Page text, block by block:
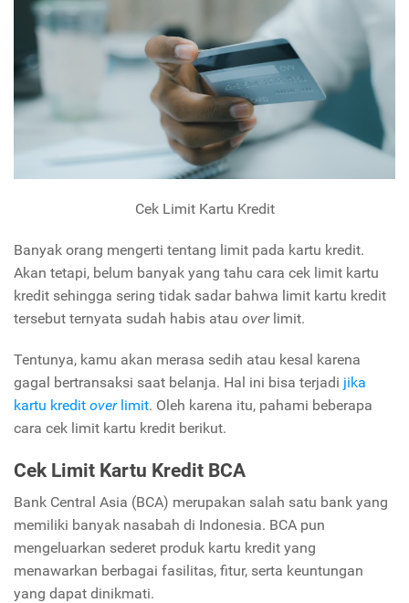
Cek Limit Kartu Kredit
Banyak orang mengerti tentang limit pada kartu kredit.
Akan tetapi, belum banyak yang tahu cara cek limit kartu
kredit sehingga sering tidak sadar bahwa limit kartu kredit
tersebut ternyata sudah habis atau over limit.
Tentunya, kamu akan merasa sedih atau kesal karena
gagal bertransaksi saat belanja. Hal ini bisa terjadi jika
kartu kredit overlimit. Oleh karena itu, pahami beberapa
cara cek limit kartu kredit berikut.
Cek Limit Kartu Kredit BCA
Bank Central Asia (BCA) merupakan salah satu bank yang
memiliki banyak nasabah di Indonesia. BCA pun
mengeluarkan sederet produk kartu kredit yang
menawarkan berbagai fasilitas, fitur, serta keuntungan
yang dapat dinikmati.